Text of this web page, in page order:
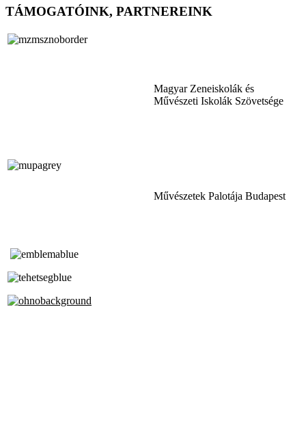
TÁMOGATÓINK, PARTNEREINK
Magyar Zeneiskolák és
Művészeti Iskolák Szövetsége
Művészetek Palotája Budapest